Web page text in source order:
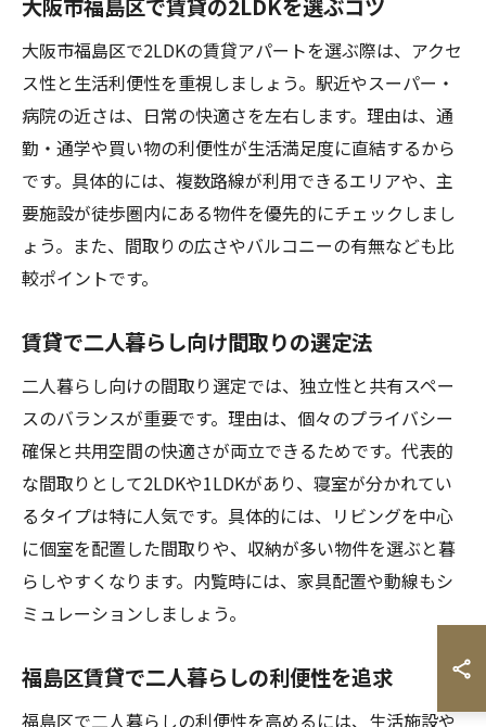
大阪市福島区で賃貸の2LDKを選ぶコツ
大阪市福島区で2LDKの賃貸アパートを選ぶ際は、アクセ
ス性と生活利便性を重視しましょう。駅近やスーパー・
病院の近さは、日常の快適さを左右します。理由は、通
勤・通学や買い物の利便性が生活満足度に直結するから
です。具体的には、複数路線が利用できるエリアや、主
要施設が徒歩圏内にある物件を優先的にチェックしまし
ょう。また、間取りの広さやバルコニーの有無なども比
較ポイントです。
賃貸で二人暮らし向け間取りの選定法
二人暮らし向けの間取り選定では、独立性と共有スペー
スのバランスが重要です。理由は、個々のプライバシー
確保と共用空間の快適さが両立できるためです。代表的
な間取りとして2LDKや1LDKがあり、寝室が分かれてい
るタイプは特に人気です。具体的には、リビングを中心
に個室を配置した間取りや、収納が多い物件を選ぶと暮
らしやすくなります。内覧時には、家具配置や動線もシ
ミュレーションしましょう。
福島区賃貸で二人暮らしの利便性を追求
福島区で二人暮らしの利便性を高めるには、生活施設や